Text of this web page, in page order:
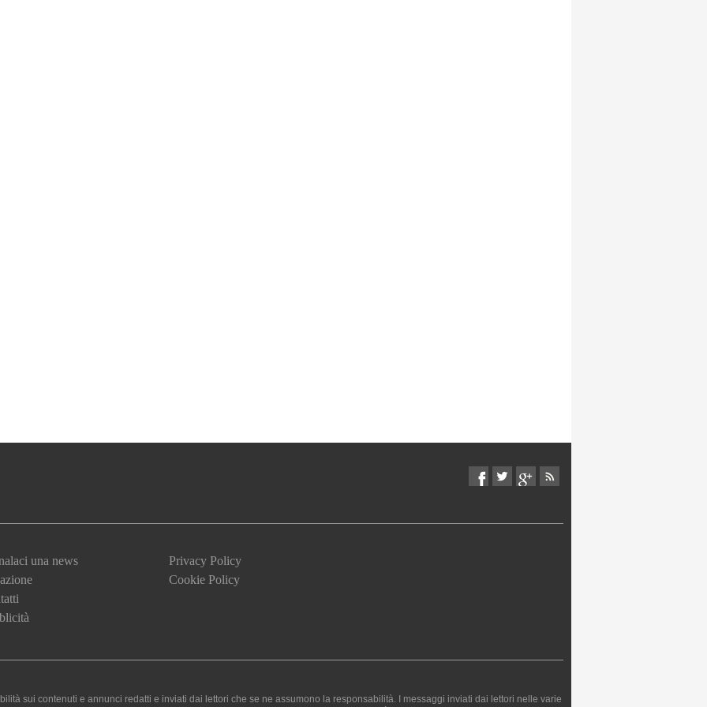
una news
Privacy Policy
Cookie Policy
sui contenuti e annunci redatti e inviati dai lettori che se ne assumono la responsabilità. I messaggi inviati dai lettori nelle varie